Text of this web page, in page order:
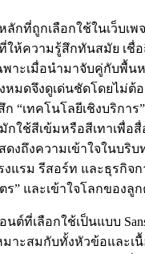
ลักที่ถูกเลือกใช้ในเว็บเพ
ให้ความรู้สึกทันสมัย เชื่
พาะเมื่อนำมาจับคู่กับพื้น
หมดจึงดูเด่นชัดโดยไม่ต้
ก “เทคโนโลยีเชิงบริกา
กใช้สีเข้มหรือสีเทาเพื่อ
ดงถึงความเข้าใจในบริ
งแรม รีสอร์ท และธุรกิจก
ร” และเข้าใจโลกของลู
นต์ที่เลือกใช้เป็นแบบ
มาะสมกับทั้งหัวข้อและเ